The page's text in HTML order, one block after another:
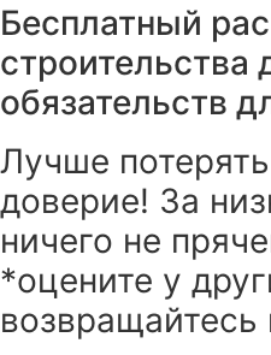
Бесплатный
строительства
обязательств
Лучше
доверие! За
ничего не
*оцените у
возвращайтесь